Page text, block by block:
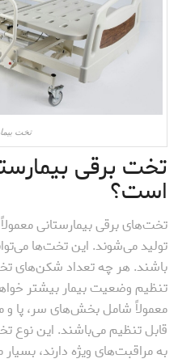
تخت بیمار
تخت برقی
است؟
تخت‌های برقی بیمارستانی
باشند. هر چه تعداد شکن‌های
معمولاً شامل بخش‌های سر، پا و
قابل تنظیم می‌باشند. این نوع
به مراقبت‌های ویژه دارند،